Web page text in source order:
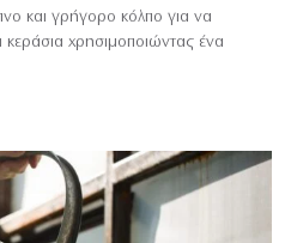
και γρήγορο κόλπο για να
κεράσια χρησιμοποιώντας ένα